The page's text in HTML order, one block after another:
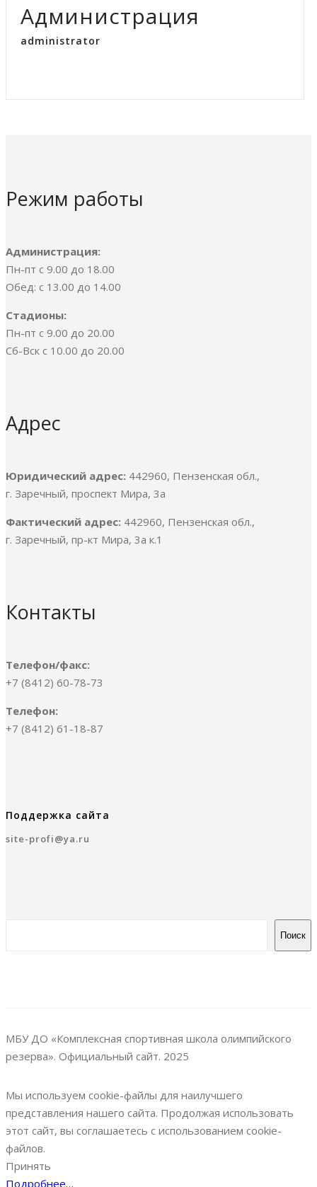
Администрация
administrator
Режим работы
Администрация:
Пн-пт с 9.00 до 18.00
Обед: с 13.00 до 14.00
Стадионы:
Пн-пт с 9.00 до 20.00
Сб-Вск с 10.00 до 20.00
Адрес
Юридический адрес: 442960, Пензенская обл.,
г. Заречный, проспект Мира, 3а
Фактический адрес: 442960, Пензенская обл.,
г. Заречный, пр-кт Мира, 3а к.1
Контакты
Телефон/факс:
+7 (8412) 60-78-73
Телефон:
+7 (8412) 61-18-87
Поддержка сайта
site-profi@ya.ru
Поиск
МБУ ДО «Комплексная спортивная школа олимпийского
резерва». Официальный сайт. 2025
Мы используем cookie-файлы для наилучшего
представления нашего сайта. Продолжая использовать
этот сайт, вы соглашаетесь с использованием cookie-
файлов.
Принять
Подробнее…